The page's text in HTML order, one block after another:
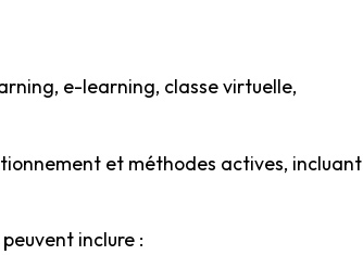
e-learning, classe virtuelle,
et méthodes actives, incluant
inclure :